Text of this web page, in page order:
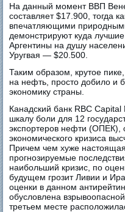
На данный момент ВВП
составляет $17.900, тогда
впечатляющими
демонстрируют куда
Аргентины на душу
Уругвая — $20.500.
Таким образом, крутое
на нефть, просто добило и
экономику страны.
Канадский банк RBC
шкалу боли для 12
экспортеров нефти (ОПЕК),
экономического кризиса
Причем чем хуже
прогнозируемые
наибольший кризис, по
будущем грозит Ливии и
оценки в данном
обусловлена
третьем месте